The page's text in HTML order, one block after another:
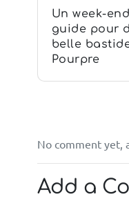
Un week-
guide pour
belle
Pourpre
No comment yet,
Add a